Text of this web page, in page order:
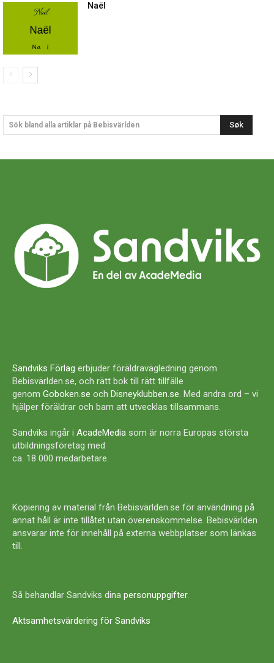
Naël
Sök bland alla artiklar på Bebisvärlden Søk
Sandviks Förlag erbjuder föräldravägledning genom
Bebisvärlden.se, och rätt bok till rätt tillfälle
genom Goboken.se och Disneyklubben.se. Med andra ord – vi
hjälper föräldrar och barn att utvecklas tillsammans.
Sandviks ingår i AcadeMedia som är norra Europas största
utbildningsföretag med
ca. 18 000 medarbetare.
Kopiering av material från Bebisvärlden.se för användning på
annat håll är inte tillåtet utan överenskommelse. Bebisvärlden
ansvarar inte för innehåll på externa webbplatser som länkas
till.
Så behandlar Sandviks dina personuppgifter.
Aktsamhetsvärdering för Sandviks